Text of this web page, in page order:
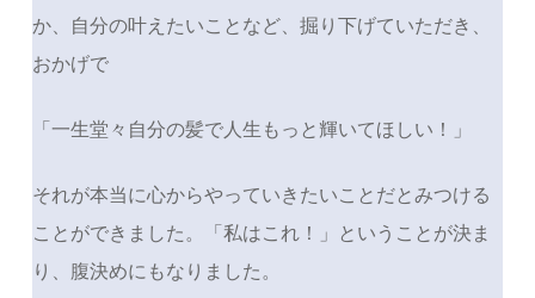
か、自分の叶えたいことなど、掘り下げていただき、
おかげで
「一生堂々自分の髪で人生もっと輝いてほしい！」
それが本当に心からやっていきたいことだとみつける
ことができました。「私はこれ！」ということが決ま
り、腹決めにもなりました。